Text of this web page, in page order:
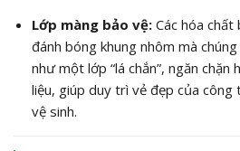
Lớp màng bảo vệ:Các hóa chất
đánh bóng khung nhôm mà
như một lớp “lá chắn”, ngăn chặn
liệu, giúp duy trì vẻ đẹp của công
vệ sinh.